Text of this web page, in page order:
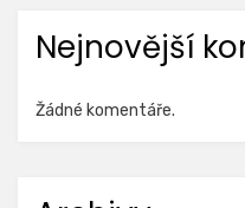
Nejnovější
Žádné komentáře.